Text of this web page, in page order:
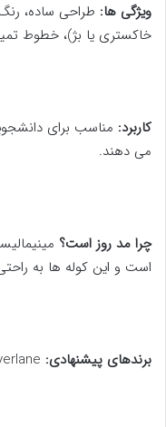
ویژگی ها: طراحی ساده،
خاکستری یا بژ)، خطوط
کاربرد: مناسب برای
می دهند.
چرا مد روز است؟
است و این کوله ها به
برندهای پیشنهادی: